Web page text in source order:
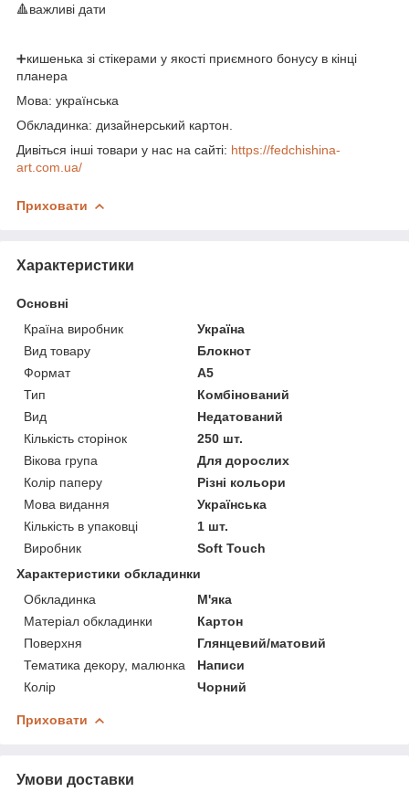
🔺важливі дати
➕кишенька зі стікерами у якості приємного бонусу в кінці
планера
Мова: українська
Обкладинка: дизайнерський картон.
Дивіться інші товари у нас на сайті: https://fedchishina-
art.com.ua/
Приховати
Характеристики
Основні
Країна виробник
Україна
Вид товару
Блокнот
Формат
A5
Тип
Комбінований
Вид
Недатований
Кількість сторінок
250 шт.
Вікова група
Для дорослих
Колір паперу
Різні кольори
Мова видання
Українська
Кількість в упаковці
1 шт.
Виробник
Soft Touch
Характеристики обкладинки
Обкладинка
М'яка
Матеріал обкладинки
Картон
Поверхня
Глянцевий/матовий
Тематика декору, малюнка
Написи
Колір
Чорний
Приховати
Умови доставки